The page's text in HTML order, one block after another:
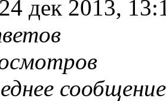
дек 2013,